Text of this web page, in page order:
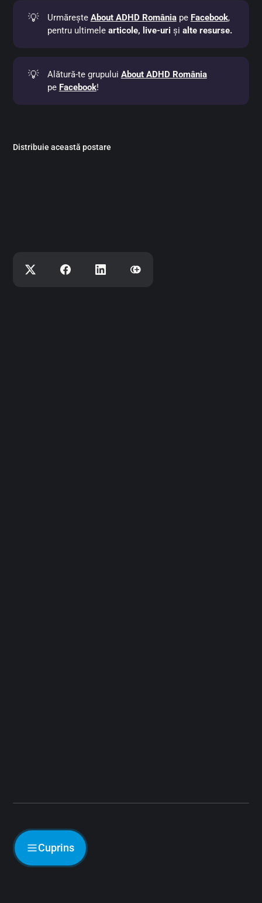
Cuprins
💡 Urmărește About ADHD Româniape Facebook,
pentru ultimele articole, live-uri și alte resurse.
💡 Alătură-te grupului About ADHD România
pe Facebook!
Distribuie această postare